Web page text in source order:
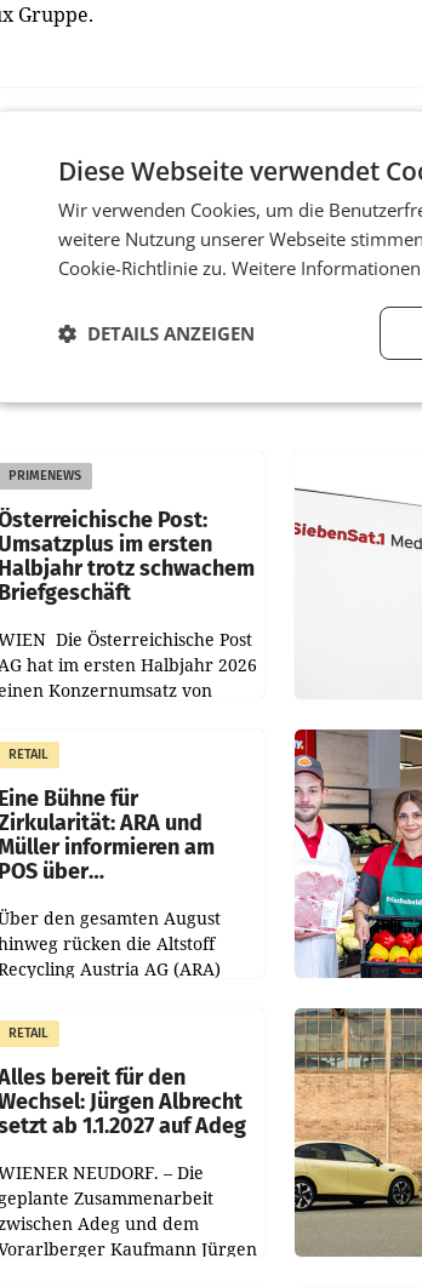
Gruppe.
XING
PRIMENEWS
Post:
Umsatzplus im ersten
Halbjahr trotz schwachem
Briefgeschäft
Die Österreichische Post
hat im ersten Halbjahr 2026
Konzernumsatz von
was einem Plus
3,8 Prozent gegenüber
dem Vergleichszeitraum
RETAIL
Eine Bühne für
ARA und
informieren am
POS über
den gesamten August
rücken die Altstoff
Austria AG (ARA)
die Initiative „Kreislauf-
in allen
österreichischen Müller-Filialen
RETAIL
bereit für den
Jürgen Albrecht
ab 1.1.2027 auf Adeg
NEUDORF. – Die
Zusammenarbeit
Adeg und dem
Kaufmann Jürgen
Diese Webseite verwendet
Wir verwenden Cookies, um die
weitere Nutzung unserer Webseite
Cookie-Richtlinie zu. Weitere Informationen
DETAILS ANZEIGEN